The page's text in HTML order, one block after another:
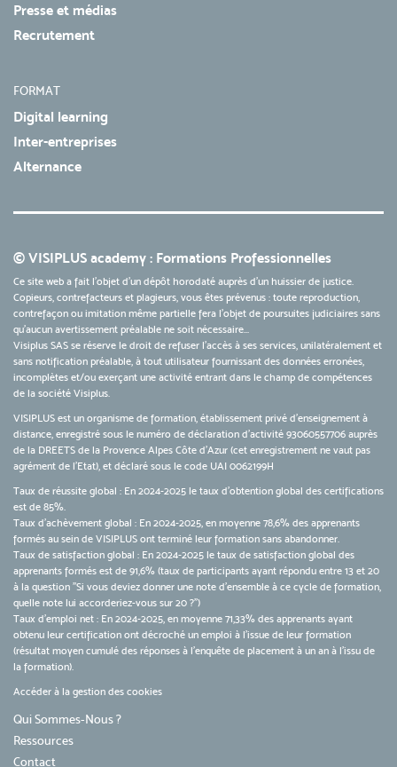
Presse et médias
Recrutement
FORMAT
Digital learning
Inter-entreprises
Alternance
© VISIPLUS academy : Formations Professionnelles
Ce site web a fait l'objet d'un dépôt horodaté auprès d'un huissier de justice.
Copieurs, contrefacteurs et plagieurs, vous êtes prévenus : toute reproduction,
contrefaçon ou imitation même partielle fera l'objet de poursuites judiciaires sans
qu’aucun avertissement préalable ne soit nécessaire...
Visiplus SAS se réserve le droit de refuser l'accès à ses services, unilatéralement et
sans notification préalable, à tout utilisateur fournissant des données erronées,
incomplètes et/ou exerçant une activité entrant dans le champ de compétences
de la société Visiplus.
VISIPLUS est un organisme de formation, établissement privé d’enseignement à
distance, enregistré sous le numéro de déclaration d’activité 93060557706 auprès
de la DREETS de la Provence Alpes Côte d’Azur (cet enregistrement ne vaut pas
agrément de l’Etat), et déclaré sous le code UAI 0062199H
Taux de réussite global : En 2024-2025 le taux d'obtention global des certifications
est de 85%.
Taux d’achèvement global : En 2024-2025, en moyenne 78,6% des apprenants
formés au sein de VISIPLUS ont terminé leur formation sans abandonner.
Taux de satisfaction global : En 2024-2025 le taux de satisfaction global des
apprenants formés est de 91,6% (taux de participants ayant répondu entre 13 et 20
à la question "Si vous deviez donner une note d’ensemble à ce cycle de formation,
quelle note lui accorderiez-vous sur 20 ?")
Taux d’emploi net : En 2024-2025, en moyenne 71,33% des apprenants ayant
obtenu leur certification ont décroché un emploi à l'issue de leur formation
(résultat moyen cumulé des réponses à l'enquête de placement à un an à l'issu de
la formation).
Accéder à la gestion des cookies
Qui Sommes-Nous ?
Ressources
Contact